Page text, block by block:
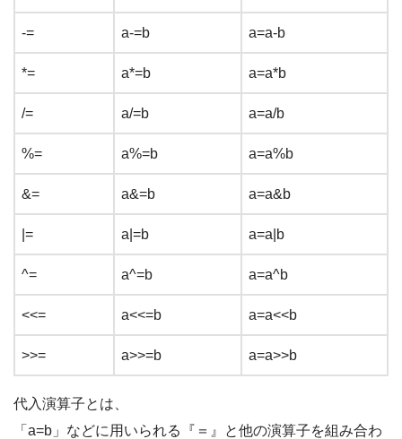
-= a-=b a=a-b
*= a*=b a=a*b
/= a/=b a=a/b
%= a%=b a=a%b
&= a&=b a=a&b
|= a|=b a=a|b
^= a^=b a=a^b
<<= a<<=b a=a<<b
>>= a>>=b a=a>>b
代入演算子とは、
「a=b」などに用いられる『＝』と他の演算子を組み合わ